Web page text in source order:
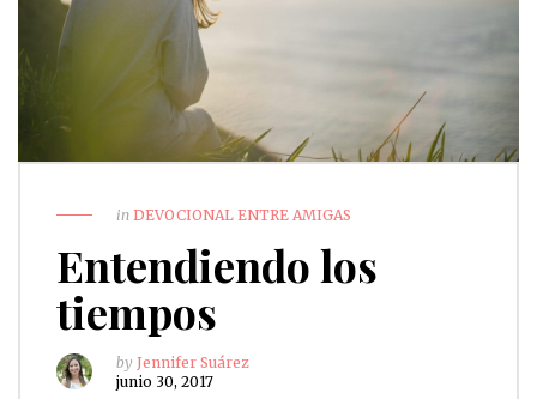
in DEVOCIONAL ENTRE AMIGAS
Entendiendo los
tiempos
by Jennifer Suárez
junio 30, 2017